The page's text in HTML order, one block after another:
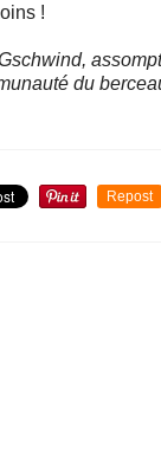
!
du
Repost